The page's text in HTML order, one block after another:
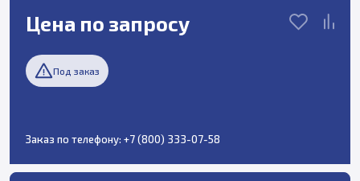
Цена по запросу
Под заказ
Заказ по телефону: +7 (800) 333-07-58